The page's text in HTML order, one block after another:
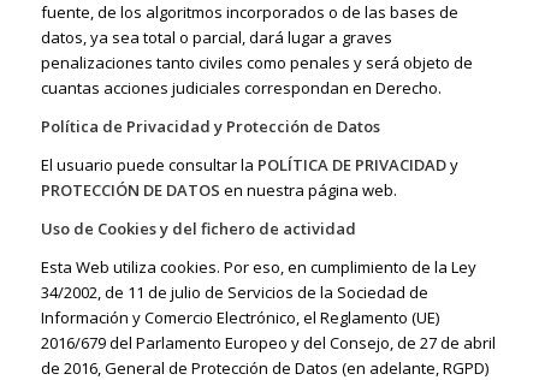
fuente, de los algoritmos incorporados o de las bases de
datos, ya sea total o parcial, dará lugar a graves
penalizaciones tanto civiles como penales y será objeto de
cuantas acciones judiciales correspondan en Derecho.
Política de Privacidad y Protección de Datos
El usuario puede consultar la POLÍTICA DE PRIVACIDADy
PROTECCIÓN DE DATOS en nuestra página web.
Uso de Cookies y del fichero de actividad
Esta Web utiliza cookies. Por eso, en cumplimiento de la Ley
34/2002, de 11 de julio de Servicios de la Sociedad de
Información y Comercio Electrónico, el Reglamento (UE)
2016/679 del Parlamento Europeo y del Consejo, de 27 de abril
de 2016, General de Protección de Datos (en adelante, RGPD)